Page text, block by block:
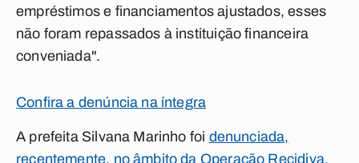
empréstimos e financiamentos ajustados, esses
não foram repassados à instituição financeira
conveniada".
Confira a denúncia na íntegra
A prefeita Silvana Marinho foi denunciada,
recentemente, no âmbito da Operação Recidiva,